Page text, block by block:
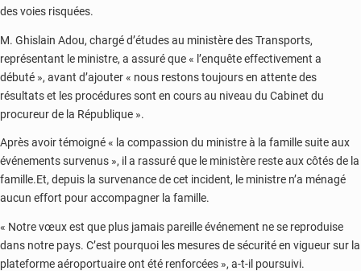
des voies risquées.
M. Ghislain Adou, chargé d’études au ministère des Transports,
représentant le ministre, a assuré que « l’enquête effectivement a
débuté », avant d’ajouter « nous restons toujours en attente des
résultats et les procédures sont en cours au niveau du Cabinet du
procureur de la République ».
Après avoir témoigné « la compassion du ministre à la famille suite aux
événements survenus », il a rassuré que le ministère reste aux côtés de la
famille.Et, depuis la survenance de cet incident, le ministre n’a ménagé
aucun effort pour accompagner la famille.
« Notre vœux est que plus jamais pareille événement ne se reproduise
dans notre pays. C’est pourquoi les mesures de sécurité en vigueur sur la
plateforme aéroportuaire ont été renforcées », a-t-il poursuivi.